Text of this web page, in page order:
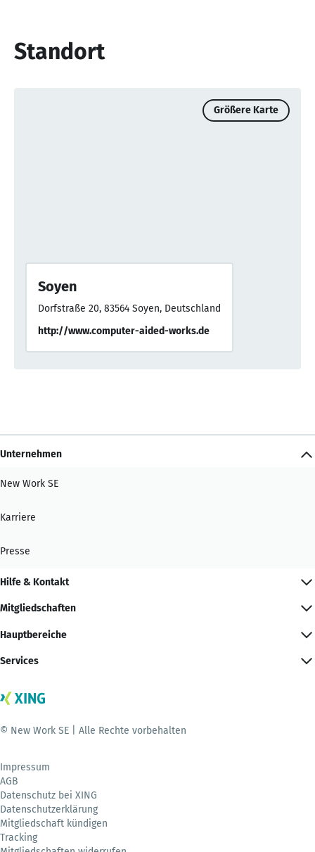
Standort
Größere Karte
Soyen
Dorfstraße 20, 83564 Soyen, Deutschland
http://www.computer-aided-works.de
Unternehmen
New Work SE
Karriere
Presse
Hilfe & Kontakt
Mitgliedschaften
Hauptbereiche
Services
© New Work SE | Alle Rechte vorbehalten
Impressum
AGB
Datenschutz bei XING
Datenschutzerklärung
Mitgliedschaft kündigen
Tracking